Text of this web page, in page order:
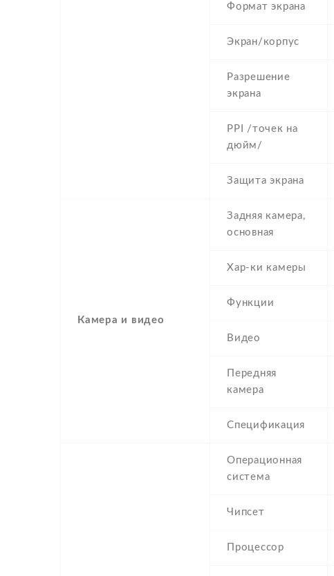
Формат экрана
Экран/корпус
Разрешение
экрана
PPI /точек на
дюйм/
Защита экрана
Камера и видео
Задняя камера,
основная
Хар-ки камеры
Функции
Видео
Передняя
камера
Спецификация
Операционная
система
Чипсет
Процессор